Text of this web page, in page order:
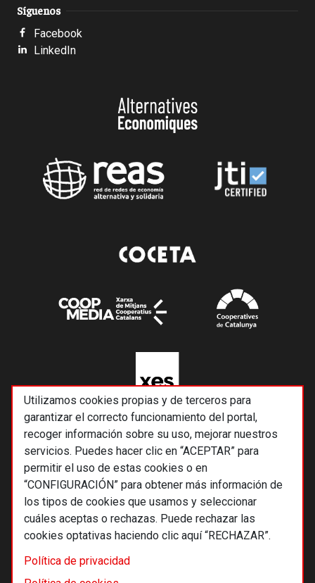
Utilizamos cookies propias y de terceros para
garantizar el correcto funcionamiento del portal,
recoger información sobre su uso, mejorar nuestros
servicios. Puedes hacer clic en “ACEPTAR” para
permitir el uso de estas cookies o en
“CONFIGURACIÓN” para obtener más información de
los tipos de cookies que usamos y seleccionar
cuáles aceptas o rechazas. Puede rechazar las
cookies optativas haciendo clic aquí “RECHAZAR”.
Política de privacidad
Síguenos
Facebook
LinkedIn
© 2026 Alternativas económicas SCCL
Footer
Términos y condiciones de uso